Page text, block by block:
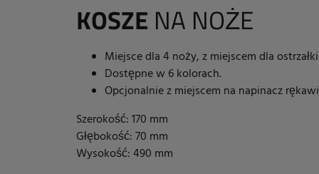
KOSZE NA NOŻE
Miejsce dla 4 noży, z miejscem dla ostrzałki
Dostępne w 6 kolorach.
Opcjonalnie z miejscem na napinacz
Szerokość: 170 mm
Głębokość: 70 mm
Wysokość: 490 mm